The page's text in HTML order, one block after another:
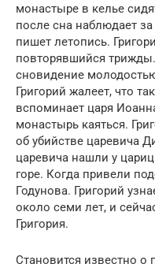
монастыре в келье
после сна наблюдает
пишет летопись.
повторявшийся
сновидение
Григорий жалеет, что
вспоминает царя
монастырь каяться.
об убийстве царевича
царевича нашли у
горе. Когда привели
Годунова. Григорий
около семи лет, и
Григория.
Становится известно о